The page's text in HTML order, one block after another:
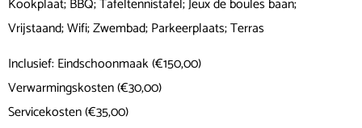
Vrijstaand; Wifi; Zwembad; Parkeerplaats; Terras
Inclusief: Eindschoonmaak (€150,00)
Verwarmingskosten (€30,00)
Servicekosten (€35,00)